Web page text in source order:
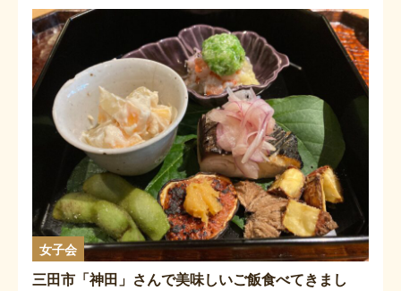
女子会
三田市「神田」さんで美味しいご飯食べてきまし